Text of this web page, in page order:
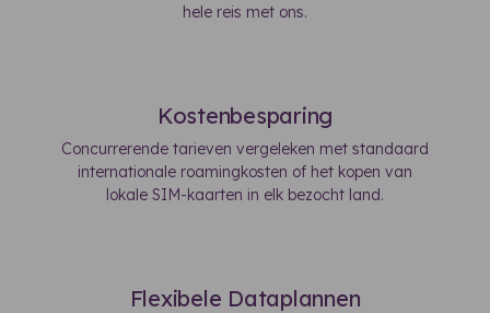
hele reis met ons.
Kostenbesparing
Concurrerende tarieven vergeleken met standaard
internationale roamingkosten of het kopen van
lokale SIM-kaarten in elk bezocht land.
Flexibele Dataplannen